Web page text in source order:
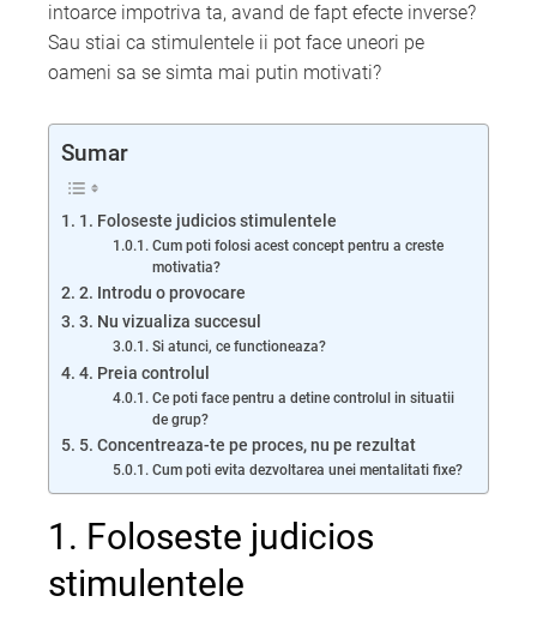
intoarce impotriva ta, avand de fapt efecte inverse?
Sau stiai ca stimulentele ii pot face uneori pe
oameni sa se simta mai putin motivati?
Sumar
1. Foloseste judicios stimulentele
Cum poti folosi acest concept pentru a creste
motivatia?
2. Introdu o provocare
3. Nu vizualiza succesul
Si atunci, ce functioneaza?
4. Preia controlul
Ce poti face pentru a detine controlul in situatii
de grup?
5. Concentreaza-te pe proces, nu pe rezultat
Cum poti evita dezvoltarea unei mentalitati fixe?
1. Foloseste judicios
stimulentele